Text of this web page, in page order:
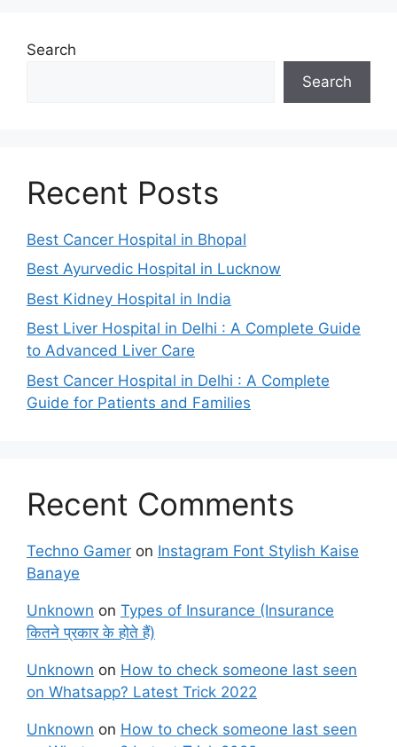
Search
Search
Recent Posts
Best Cancer Hospital in Bhopal
Best Ayurvedic Hospital in Lucknow
Best Kidney Hospital in India
Best Liver Hospital in Delhi : A Complete Guide
to Advanced Liver Care
Best Cancer Hospital in Delhi : A Complete
Guide for Patients and Families
Recent Comments
Techno Gamer on Instagram Font Stylish Kaise
Banaye
Unknown on Types of Insurance (Insurance
कितने प्रकार के होते हैं)
Unknown on How to check someone last seen
on Whatsapp? Latest Trick 2022
Unknown on How to check someone last seen